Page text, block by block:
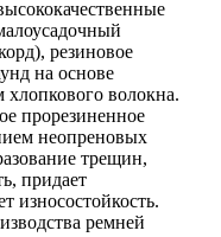
резиновое
на основе
хлопкового волокна.
прорезиненное
неопреновых
трещин,
придает
износостойкость.
ремней